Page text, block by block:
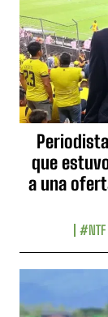
que
a una
#NTF